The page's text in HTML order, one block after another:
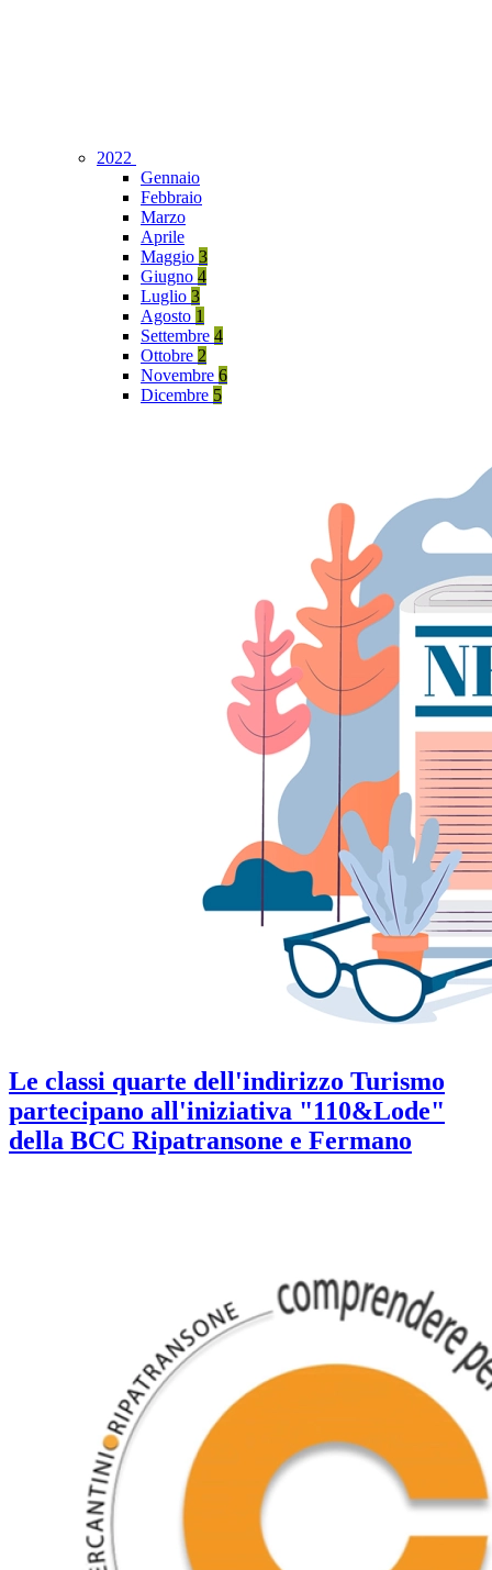
2022
Gennaio
Febbraio
Marzo
Aprile
Maggio 3
Giugno 4
Luglio 3
Agosto 1
Settembre 4
Ottobre 2
Novembre 6
Dicembre 5
Le classi quarte dell'indirizzo Turismo
partecipano all'iniziativa "110&Lode"
della BCC Ripatransone e Fermano